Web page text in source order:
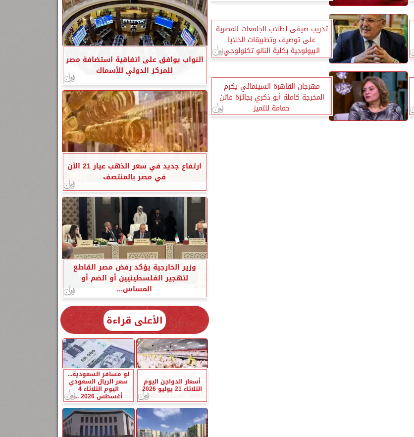
تدريب صيفى لطلاب الجامعات المصرية
على توصيف وتطبيقات الخلايا
البيولوجية بكلية النانو تكنولوجي
بجامعة القاهرة
مهرجان القاهرة السينمائي يكرم
المخرجة كاملة أبو ذكري بجائزة فاتن
حمامة للتميز
النواب يوافق على اتفاقية استضافة مصر
للمركز الدولي للأسماك
ارتفاع جديد في سعر الذهب عيار 21 الآن
في مصر بالمنتصف
وزير الخارجية يؤكد رفض مصر القاطع
لتهجير الفلسطينيين أو الضم أو
المساس...
الأعلى قراءة
أسعار الدواجن اليوم
الثلاثاء 21 يوليو 2026
لو مسافر السعودية...
سعر الريال السعودي
اليوم الثلاثاء 4
أغسطس 2026 ...